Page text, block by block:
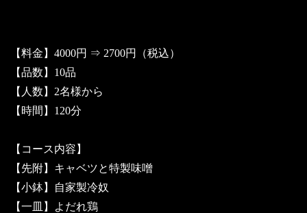
【料金】4000円 ⇒ 2700円（税込）
【品数】10品
【人数】2名様から
【時間】120分
【コース内容】
【先附】キャベツと特製味噌
【小鉢】自家製冷奴
【一皿】よだれ鶏